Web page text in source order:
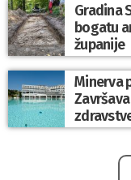
Gradina
bogatu
županije
Minerva